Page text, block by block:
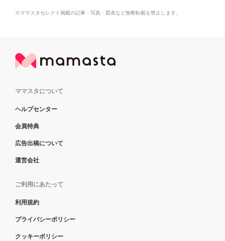
※ママスタセレクト掲載の記事・写真・図表など無断転載を禁止します。
ママスタについて
ヘルプセンター
会員特典
広告出稿について
運営会社
ご利用にあたって
利用規約
プライバシーポリシー
クッキーポリシー